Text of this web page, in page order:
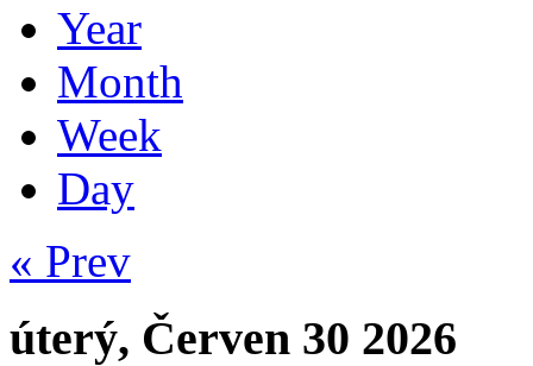
Year
Month
Week
Day
« Prev
úterý, Červen 30 2026